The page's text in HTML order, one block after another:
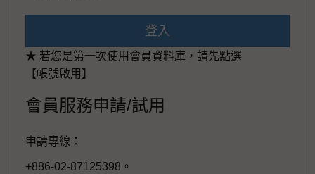
登入
★ 若您是第一次使用會員資料庫，請先點選
【帳號啟用】
會員服務申請/試用
申請專線：
+886-02-87125398。